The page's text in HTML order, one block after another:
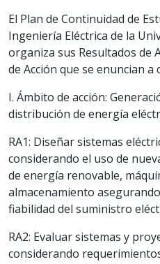
El Plan de Continuidad de
Ingeniería Eléctrica de la
organiza sus Resultados de
de Acción que se enuncian a
I. Ámbito de acción:
distribución de energía
RA1: Diseñar sistemas
considerando el uso de
de energía renovable,
almacenamiento
fiabilidad del suministro
RA2: Evaluar sistemas y
considerando